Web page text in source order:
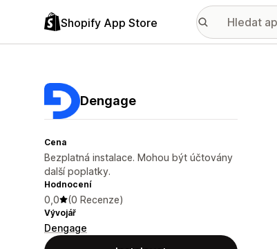
Shopify App Store
Dengage
Cena
Bezplatná instalace. Mohou být účtovány
další poplatky.
Hodnocení
0,0 (0 Recenze)
Vývojář
Dengage